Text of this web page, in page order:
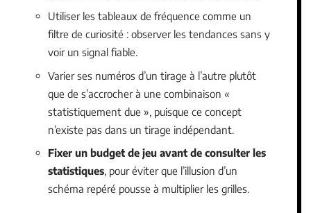
Utiliser les tableaux de fréquence comme un
filtre de curiosité : observer les tendances sans y
voir un signal fiable.
Varier ses numéros d’un tirage à l’autre plutôt
que de s’accrocher à une combinaison «
statistiquement due », puisque ce concept
n’existe pas dans un tirage indépendant.
Fixer un budget de jeu avant de consulter les
statistiques, pour éviter que l’illusion d’un
schéma repéré pousse à multiplier les grilles.